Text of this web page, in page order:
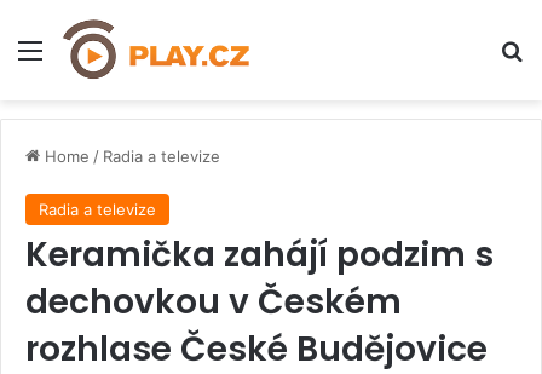
Menu
Home / Radia a televize
Radia a televize
Keramička zahájí podzim s
dechovkou v Českém
rozhlase České Budějovice